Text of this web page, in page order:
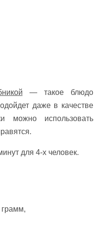
— такое блюдо
даже в качестве
можно использовать
для 4-х человек.